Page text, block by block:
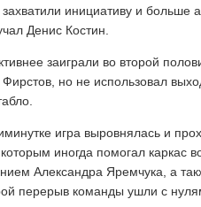
захватили инициативу и
Денис Костин.
заиграли во второй
но не использовал
игра выровнялась и
иногда помогал каркас
Александра Яремчука, а
перерыв команды ушли с